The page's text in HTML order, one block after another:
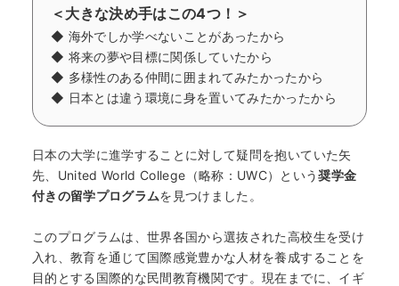
＜大きな決め手はこの4つ！＞
◆ 海外でしか学べないことがあったから
◆ 将来の夢や目標に関係していたから
◆ 多様性のある仲間に囲まれてみたかったから
◆ 日本とは違う環境に身を置いてみたかったから
日本の大学に進学することに対して疑問を抱いていた矢
先、United World College（略称：UWC）という奨学金
付きの留学プログラムを見つけました。
このプログラムは、世界各国から選抜された高校生を受け
入れ、教育を通じて国際感覚豊かな人材を養成することを
目的とする国際的な民間教育機関です。現在までに、イギ